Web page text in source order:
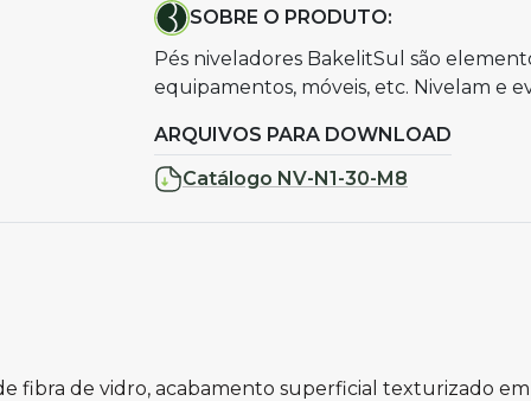
SOBRE O PRODUTO:
Pés niveladores BakelitSul são
equipamentos, móveis, etc. Nivelam e
ARQUIVOS PARA DOWNLOAD
Catálogo NV-N1-30-M8
de vidro, acabamento superficial texturizado